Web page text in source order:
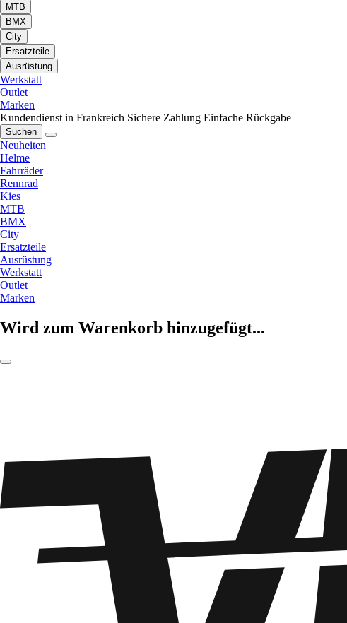
MTB
BMX
City
Ersatzteile
Ausrüstung
Werkstatt
Outlet
Marken
Kundendienst in Frankreich Sichere Zahlung Einfache Rückgabe
Suchen
Neuheiten
Helme
Fahrräder
Rennrad
Kies
MTB
BMX
City
Ersatzteile
Ausrüstung
Werkstatt
Outlet
Marken
Wird zum Warenkorb hinzugefügt...